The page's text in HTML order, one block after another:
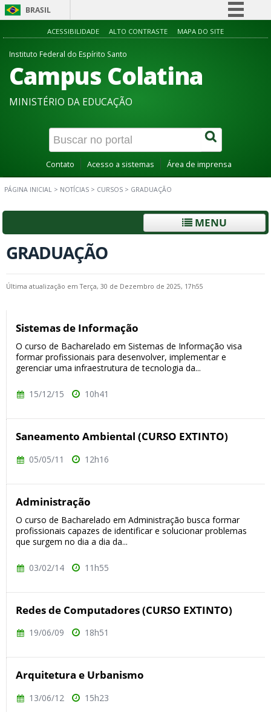
BRASIL
Simplifique!
Acesso à informação
Canais
ACESSIBILIDADE ALTO CONTRASTE MAPA DO SITE
Instituto Federal do Espírito Santo
Campus Colatina
MINISTÉRIO DA EDUCAÇÃO
Contato Acesso a sistemas Área de imprensa
PÁGINA INICIAL > NOTÍCIAS > CURSOS > GRADUAÇÃO
MENU
GRADUAÇÃO
Última atualização em Terça, 30 de Dezembro de 2025, 17h55
Sistemas de Informação
O curso de Bacharelado em Sistemas de Informação visa
formar profissionais para desenvolver, implementar e
gerenciar uma infraestrutura de tecnologia da...
15/12/15 10h41
Saneamento Ambiental (CURSO EXTINTO)
05/05/11 12h16
Administração
O curso de Bacharelado em Administração busca formar
profissionais capazes de identificar e solucionar problemas
que surgem no dia a dia da...
03/02/14 11h55
Redes de Computadores (CURSO EXTINTO)
19/06/09 18h51
Arquitetura e Urbanismo
13/06/12 15h23